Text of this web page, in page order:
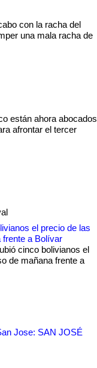
con la racha del
una mala racha de
están ahora abocados
afrontar el tercer
el precio de las
frente a Bolívar
cinco bolivianos el
de mañana frente a
Jose: SAN JOSÉ